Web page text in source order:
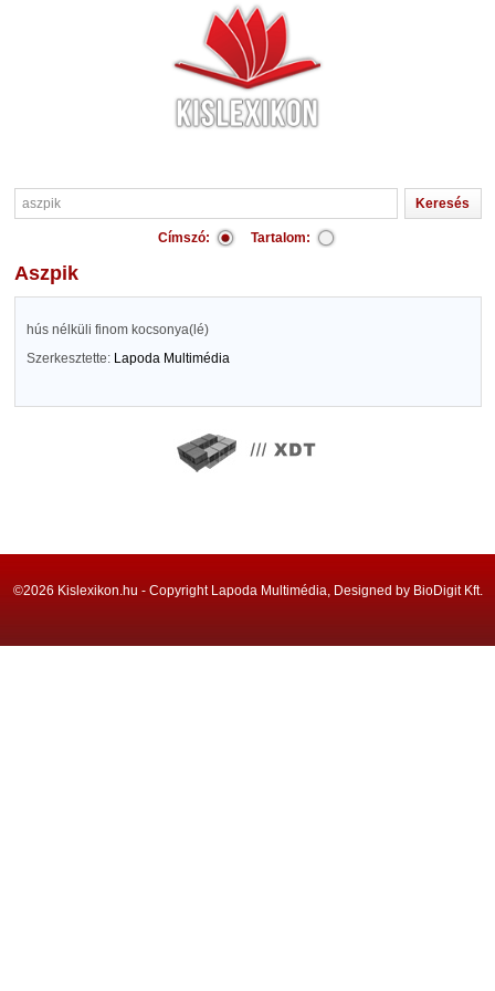
Címszó: Tartalom:
aszpik
hús nélküli finom kocsonya(lé)
Szerkesztette: Lapoda Multimédia
©2026 Kislexikon.hu - Copyright Lapoda Multimédia, Designed by BioDigit Kft.